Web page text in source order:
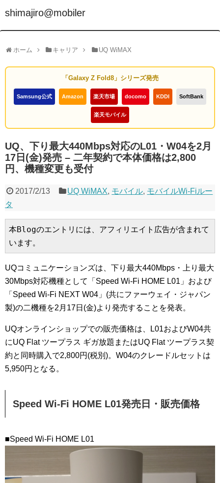
shimajiro@mobiler
ホーム キャリア UQ WiMAX
「Galaxy Z Fold8」シリーズ発売
Samsung公式 Amazon 楽天市場 docomo KDDI SoftBank
楽天モバイル
UQ、下り最大440Mbps対応のL01・W04を2月
17日(金)発売 – 二年契約で本体価格は2,800
円、機種変更も受付
2017/2/13 UQ WiMAX, モバイル, モバイルWi-Fiルー
タ
本Blogのエントリには、アフィリエイト広告が含まれて
います。
UQコミュニケーションズは、下り最大440Mbps・上り最大
30Mbps対応機種として「Speed Wi-Fi HOME L01」および
「Speed Wi-Fi NEXT W04」(共にファーウェイ・ジャパン
製)の二機種を2月17日(金)より発売することを発表。
UQオンラインショップでの販売価格は、L01およびW04共
にUQ Flat ツープラス ギガ放題またはUQ Flat ツープラス契
約と同時購入で2,800円(税別)。W04のクレードルセットは
5,950円となる。
Speed Wi-Fi HOME L01発売日・販売価格
■Speed Wi-Fi HOME L01